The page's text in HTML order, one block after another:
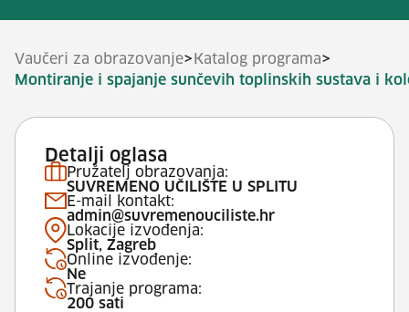
Vaučeri za obrazovanje> Katalog programa>
Montiranje i spajanje sunčevih toplinskih sustava i
Detalji oglasa
Pružatelj obrazovanja:
SUVREMENO UČILIŠTE U SPLITU
E-mail kontakt:
admin@suvremenouciliste.hr
Lokacije izvođenja:
Split, Zagreb
Online izvođenje:
Ne
Trajanje programa:
200 sati